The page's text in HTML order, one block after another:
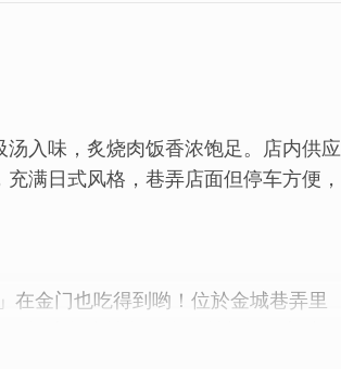
入味，炙烧肉饭香浓饱足。店内供应
满日式风格，巷弄店面但停车方便，
在金门也吃得到哟！位於金城巷弄里